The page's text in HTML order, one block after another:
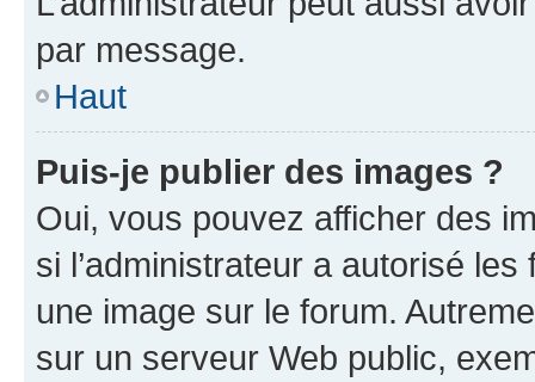
par message.
Haut
Puis-je publier des images ?
Oui, vous pouvez afficher des
si l’administrateur a autorisé
une image sur le forum.
sur un serveur Web public,